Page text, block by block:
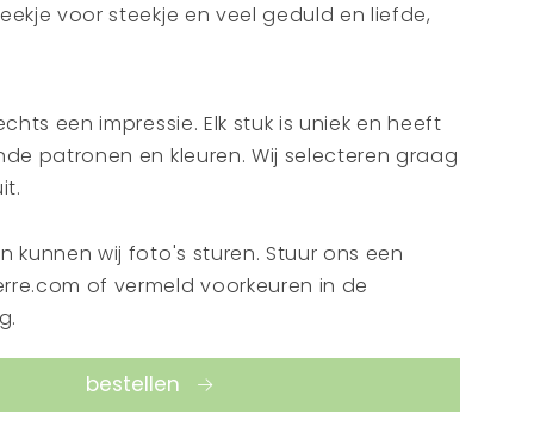
voor steekje en veel geduld en liefde,
met natuurlijke kleuren en daarna
uitgesneden blokstempels. Het
van verschillende technieken
toe aan je bank en maak je huis
een impressie. Elk stuk is uniek en heeft
patronen en kleuren. Wij selecteren graag
kunnen wij foto's sturen. Stuur ons een
of vermeld voorkeuren in de
bestellen